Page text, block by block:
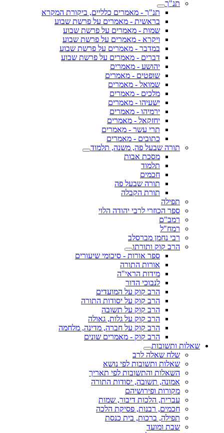
תנ"ך
תנ"ך - מאמרים כלליים, ביקורת המקרא
בראשית - מאמרים על פרשת שבוע
שמות - מאמרים על פרשת שבוע
ויקרא - מאמרים על פרשת שבוע
במדבר - מאמרים על פרשת שבוע
דברים - מאמרים על פרשת שבוע
יהושע - מאמרים
שופטים - מאמרים
שמואל - מאמרים
מלכים - מאמרים
ישעיהו - מאמרים
ירמיהו - מאמרים
יחזקאל - מאמרים
תרי עשר - מאמרים
כתובים - מאמרים
תורה שבעל פה, משנה, תלמוד
מסכת אבות
תלמוד
חכמים
תורה שבעל פה
תורת הקבלה
תפילה
ספר הכוזרי לרבי יהודה הלוי
רמב"ם
רמח"ל
רבי נחמן מברסלב
הרב קוק ותורתו
ספר אורות - סיכומי שיעורים
אורות התורה
מידות הראי"ה
לנבוכי הדור
הרב קוק על המועדים
הרב קוק על יסודות התורה
הרב קוק על תשובה
הרב קוק על גלות, גאולה
הרב קוק על חברה, מדינה, מלחמה
הרב קוק - מאמרים שונים
שאלות ותשובות
שלח שאלה לרב
שאלות ותשובות לפי נושא
השאלות והתשובות לפי תאריך
אמונה, תשובה, יסודות התורה
מקורות ופירושיהם
עברית, הלכות דיבור, שמות
חכמים, רבנות, פסיקת הלכה
תפילה, ברכות, בית כנסת
שבת ומועד